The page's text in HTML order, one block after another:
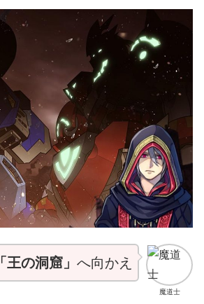
魔道士
「王の洞窟」へ向かえ